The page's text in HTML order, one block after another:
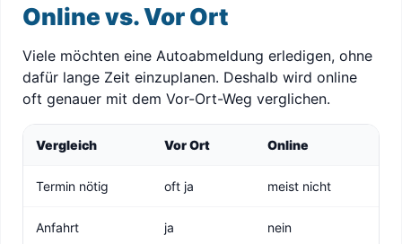
Online vs. Vor Ort
Viele möchten eine Autoabmeldung erledigen, ohne
dafür lange Zeit einzuplanen. Deshalb wird online
oft genauer mit dem Vor-Ort-Weg verglichen.
Vergleich Vor Ort Online
Termin nötig oft ja meist nicht
Anfahrt ja nein